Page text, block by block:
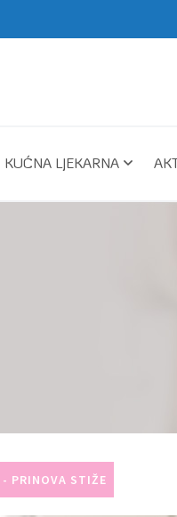
KUĆNA LJEKARNA
PRINOVA STIŽE